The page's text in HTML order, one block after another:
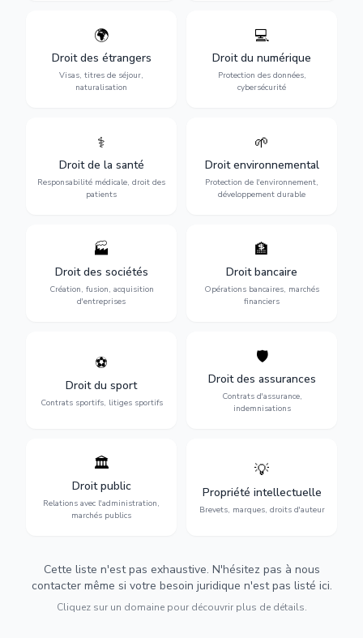
🌍
Droit des étrangers
Visas, titres de séjour,
naturalisation
Obtention de vos droits de
séjour : visas, cartes de
séjour, regroupement
familial et naturalisation.
💻
Droit du numérique
Protection des données,
cybersécurité
Protection de vos activités
numériques : RGPD,
cybersécurité, e-commerce
et propriété digitale.
⚕️
Droit de la santé
Responsabilité médicale, droit des
patients
Défense de vos droits
médicales, responsabilité
des praticiens et
indemnisation.
🌱
Droit environnemental
Protection de l'environnement,
développement durable
Protection de
conformité
environnementale, litiges et
développement durable.
🏭
Droit des sociétés
Création, fusion, acquisition
d'entreprises
Structuration de votre
société : création, fusion-
acquisition, gouvernance et
restructuration.
🏦
Droit bancaire
Opérations bancaires, marchés
financiers
Gestion de vos opérations
financières : contentieux
bancaire, investissements et
régulation.
⚽
Droit du sport
Contrats sportifs, litiges sportifs
Expertise en droit sportif :
transferts, sponsoring et
contentieux.
🛡️
Droit des assurances
Contrats d'assurance,
indemnisations
Défense de vos intérêts :
contrats d'assurance,
sinistres et indemnisations
optimales.
🏛️
Droit public
Relations avec l'administration,
marchés publics
Gestion de vos relations
avec l'administration :
marchés publics,
urbanisme et contentieux.
💡
Propriété intellectuelle
Brevets, marques, droits d'auteur
Protection de vos créations
d'auteur et lutte contre la
contrefaçon.
Cette liste n'est pas exhaustive. N'hésitez pas à nous
contacter même si votre besoin juridique n'est pas listé ici.
Cliquez sur un domaine pour découvrir plus de détails.